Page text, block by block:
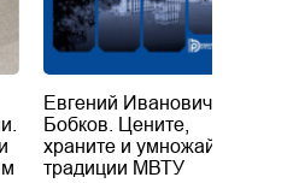
Евгений Иванович
Бобков. Цените,
храните и умножайте
традиции МВТУ